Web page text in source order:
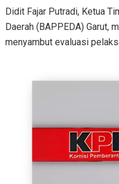
Didit Fajar Putradi, Ketua
Daerah (BAPPEDA) Garut,
menyambut evaluasi